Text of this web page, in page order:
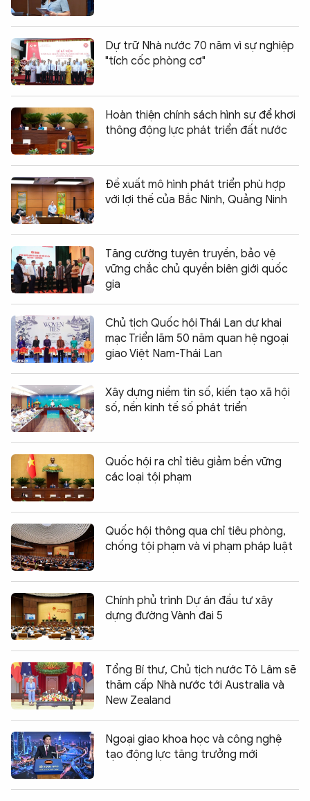
Dự trữ Nhà nước 70 năm vì sự nghiệp
"tích cốc phòng cơ"
Hoàn thiện chính sách hình sự để khơi
thông động lực phát triển đất nước
Đề xuất mô hình phát triển phù hợp
với lợi thế của Bắc Ninh, Quảng Ninh
Tăng cường tuyên truyền, bảo vệ
vững chắc chủ quyền biên giới quốc
gia
Chủ tịch Quốc hội Thái Lan dự khai
mạc Triển lãm 50 năm quan hệ ngoại
giao Việt Nam-Thái Lan
Xây dựng niềm tin số, kiến tạo xã hội
số, nền kinh tế số phát triển
Quốc hội ra chỉ tiêu giảm bền vững
các loại tội phạm
Quốc hội thông qua chỉ tiêu phòng,
chống tội phạm và vi phạm pháp luật
Chính phủ trình Dự án đầu tư xây
dựng đường Vành đai 5
Tổng Bí thư, Chủ tịch nước Tô Lâm sẽ
thăm cấp Nhà nước tới Australia và
New Zealand
Ngoại giao khoa học và công nghệ
tạo động lực tăng trưởng mới